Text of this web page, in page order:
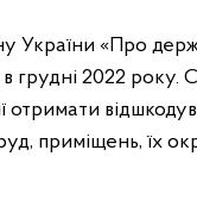
України «Про
грудні 2022 року.
отримати
приміщень, їх